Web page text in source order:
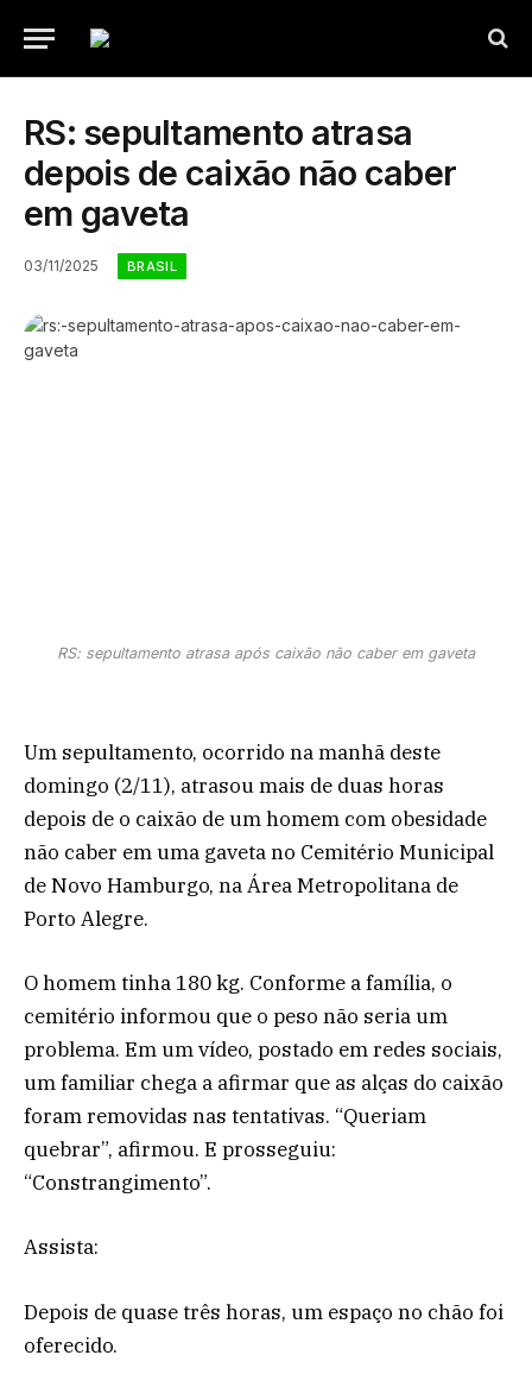
RS: sepultamento atrasa
depois de caixão não caber
em gaveta
03/11/2025 BRASIL
RS: sepultamento atrasa após caixão não caber em gaveta
Um sepultamento, ocorrido na manhã deste
domingo (2/11), atrasou mais de duas horas
depois de o caixão de um homem com obesidade
não caber em uma gaveta no Cemitério Municipal
de Novo Hamburgo, na Área Metropolitana de
Porto Alegre.
O homem tinha 180 kg. Conforme a família, o
cemitério informou que o peso não seria um
problema. Em um vídeo, postado em redes sociais,
um familiar chega a afirmar que as alças do caixão
foram removidas nas tentativas. “Queriam
quebrar”, afirmou. E prosseguiu:
“Constrangimento”.
Assista:
Depois de quase três horas, um espaço no chão foi
oferecido.